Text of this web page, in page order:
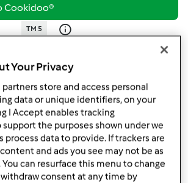
TM 5
zmieniono dnia: 02/04/17
Dodaj do moich kolekcji
podziel się przepisem
Stwórz wariant
Your Privacy
partners store and access personal
data or unique identifiers, on your
I Accept enables tracking
the purposes shown under we
process data to provide. If trackers are
and ads you see may not be as
can resurface this menu to change
consent at any time by